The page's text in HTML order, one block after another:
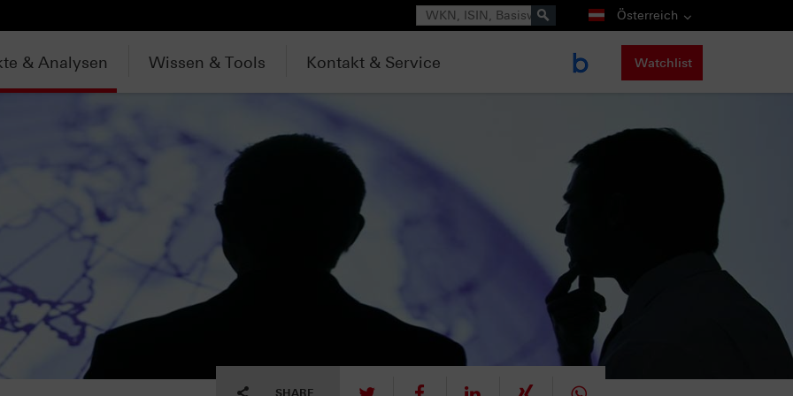
Suche Österreich
& Analysen Wissen & Tools Kontakt & Service Watchlist
SHARE tweet mitteilen